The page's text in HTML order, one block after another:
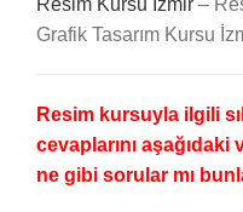
Resim Kursu İzmir–
Grafik Tasarım Kursu
Resim kursuyla ilgili
cevaplarını
ne gibi sorular mı